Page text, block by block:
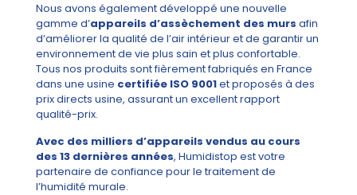
Nous avons également développé une nouvelle
gamme d’appareils d’assèchement des murs afin
d’améliorer la qualité de l’air intérieur et de garantir un
environnement de vie plus sain et plus confortable.
Tous nos produits sont fièrement fabriqués en France
dans une usine certifiée ISO 9001et proposés à des
prix directs usine, assurant un excellent rapport
qualité-prix.
Avec des milliers d’appareils vendus au cours
des 13 dernières années, Humidistop est votre
partenaire de confiance pour le traitement de
l’humidité murale.